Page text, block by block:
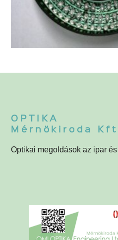
OPTIKA
Mérnökiroda
Optikai megoldások az ipar